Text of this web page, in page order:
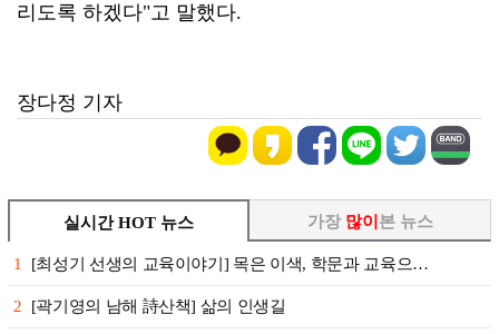
리도록 하겠다"고 말했다.
장다정 기자
실시간 HOT 뉴스
1 [최성기 선생의 교육이야기] 목은 이색, 학문과 교육으…
2 [곽기영의 남해 詩산책] 삶의 인생길
가장 많이 본 뉴스